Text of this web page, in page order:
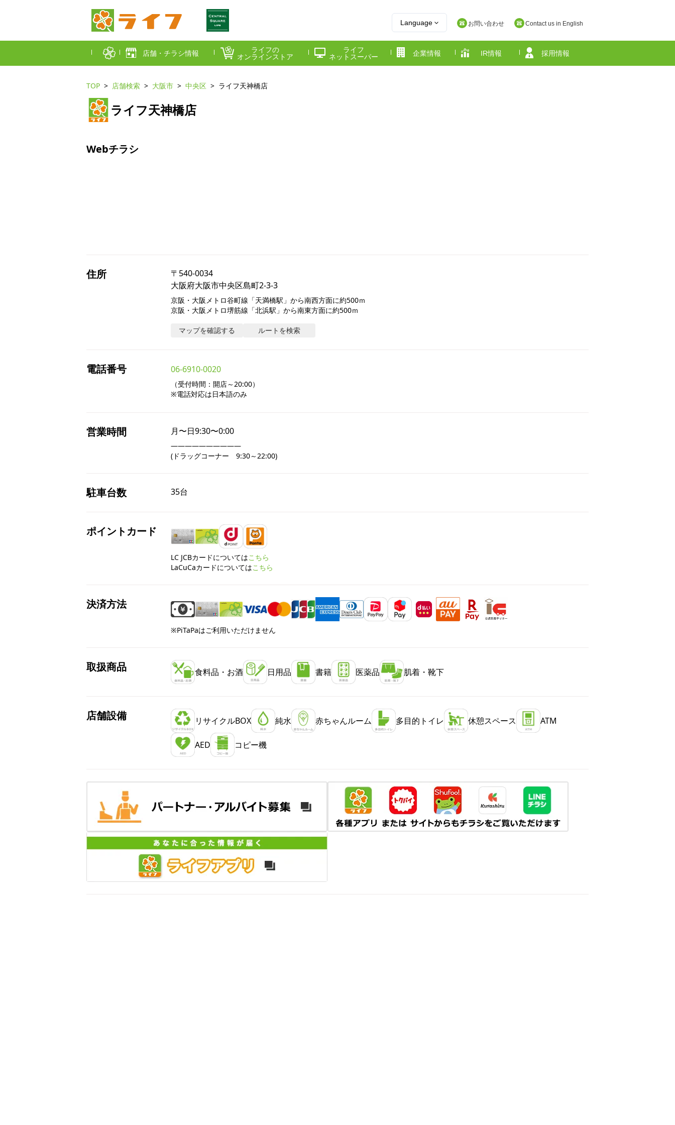
Language お問い合わせ Contact us in English
店舗・チラシ情報
東京都
大阪市
ライフの
オンラインストア
ライフ
ネットスーパー
企業情報 IR情報 採用情報
TOP 店舗検索 大阪市 中央区 ライフ天神橋店
ライフ天神橋店
Webチラシ
住所 〒 540-0034
大阪府大阪市中央区島町2-3-3
京阪・大阪メトロ谷町線「天満橋駅」から南西方面に約500ｍ
京阪・大阪メトロ堺筋線「北浜駅」から南東方面に約500ｍ
マップを確認する ルートを検索
電話番号 06-6910-0020
（受付時間：開店～20:00）
※電話対応は日本語のみ
営業時間 月〜日9:30〜0:00
――――――――――
(ドラッグコーナー　9:30～22:00)
駐車台数 35台
ポイントカード
LC JCBカードについてはこちら
LaCuCaカードについてはこちら
決済方法
※PiTaPaはご利用いただけません
取扱商品 食料品・お酒 日用品 書籍 医薬品 肌着・靴下
店舗設備 リサイクルBOX 純水 赤ちゃんルーム 多目的トイレ 休憩スペース ATM
AED コピー機